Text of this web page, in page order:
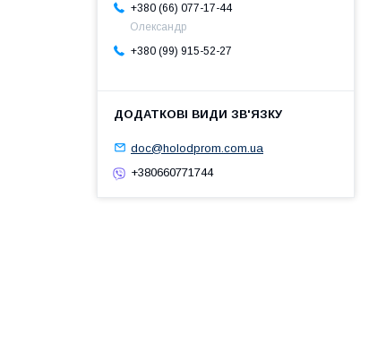
+380 (66) 077-17-44
Олександр
+380 (99) 915-52-27
doc@holodprom.com.ua
+380660771744